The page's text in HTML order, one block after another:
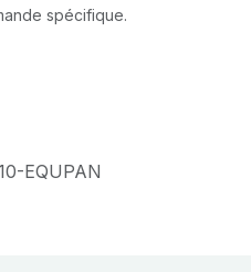
spécifique.
EQUPAN